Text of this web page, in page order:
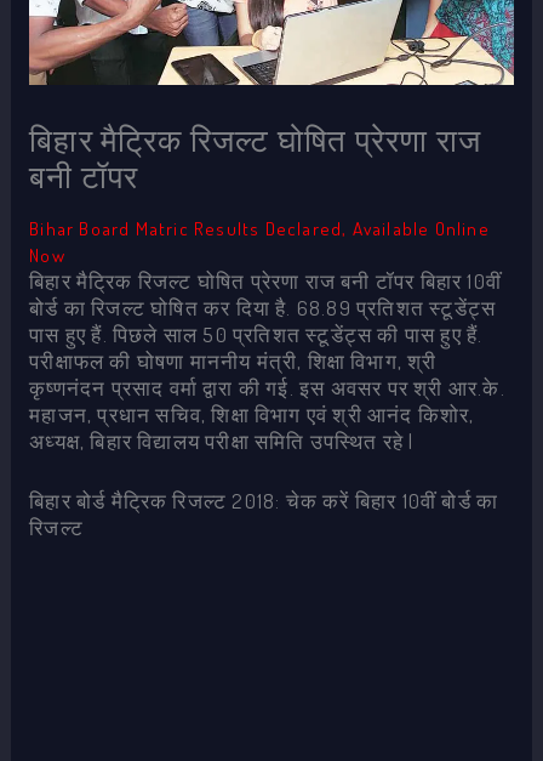
बिहार मैट्रिक रिजल्ट घोषित प्रेरणा राज
बनी टॉपर
Bihar Board Matric Results Declared, Available Online
Now
बिहार मैट्रिक रिजल्ट घोषित प्रेरणा राज बनी टॉपर बिहार 10वीं
बोर्ड का रिजल्ट घोषित कर दिया है. 68.89 प्रतिशत स्टूडेंट्स
पास हुए हैं. पिछले साल 50 प्रतिशत स्टूडेंट्स की पास हुए हैं.
परीक्षाफल की घोषणा माननीय मंत्री, शिक्षा विभाग, श्री
कृष्णनंदन प्रसाद वर्मा द्वारा की गई. इस अवसर पर श्री आर.के.
महाजन, प्रधान सचिव, शिक्षा विभाग एवं श्री आनंद किशोर,
अध्यक्ष, बिहार विद्यालय परीक्षा समिति उपस्थित रहे |
बिहार बोर्ड मैट्रिक रिजल्ट 2018: चेक करें बिहार 10वीं बोर्ड का
रिजल्ट